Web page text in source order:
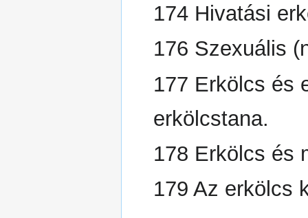
174 Hivatási
176 Szexuális
177 Erkölcs és
erkölcstana.
178 Erkölcs és
179 Az erkölcs